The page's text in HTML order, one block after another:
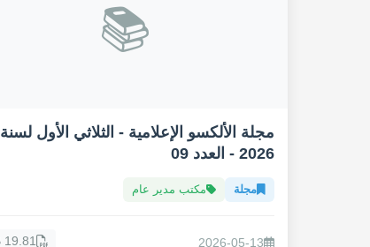
📚
مجلة الألكسو الإعلامية - الثلاثي الأول لسنة
2026 - العدد 09
مجلة مكتب مدير عام
2026-05-13
19.81 MB